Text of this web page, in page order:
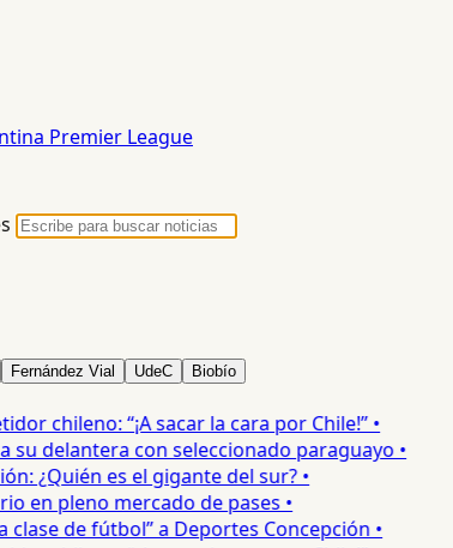
Premier League
Fernández Vial UdeC Biobío
chileno: “¡A sacar la cara por Chile!” •
delantera con seleccionado paraguayo •
¿Quién es el gigante del sur? •
pleno mercado de pases •
de fútbol” a Deportes Concepción •